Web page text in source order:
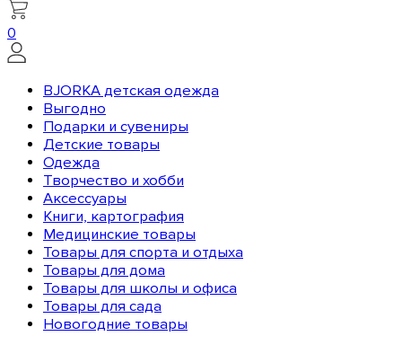
0
BJORKA детская одежда
Выгодно
Подарки и сувениры
Детские товары
Одежда
Творчество и хобби
Аксессуары
Книги, картография
Медицинские товары
Товары для спорта и отдыха
Товары для дома
Товары для школы и офиса
Товары для сада
Новогодние товары